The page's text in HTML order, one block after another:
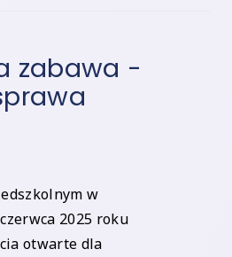
zabawa -
w
2025 roku
otwarte dla